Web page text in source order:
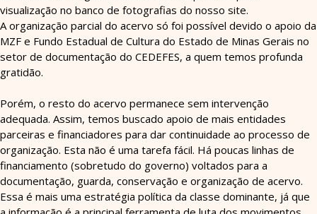
visualização no banco de fotografias do nosso site.
A organização parcial do acervo só foi possível devido o apoio da
MZF e Fundo Estadual de Cultura do Estado de Minas Gerais no
setor de documentação do CEDEFES, a quem temos profunda
gratidão.
Porém, o resto do acervo permanece sem intervenção
adequada. Assim, temos buscado apoio de mais entidades
parceiras e financiadores para dar continuidade ao processo de
organização. Esta não é uma tarefa fácil. Há poucas linhas de
financiamento (sobretudo do governo) voltados para a
documentação, guarda, conservação e organização de acervo.
Essa é mais uma estratégia política da classe dominante, já que